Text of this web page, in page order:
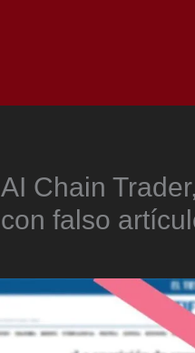
AI Chain
con falso